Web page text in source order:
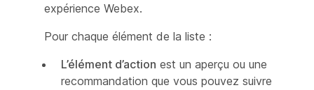
expérience Webex.
Pour chaque élément de la liste :
L’élément d’action est un aperçu ou une
recommandation que vous pouvez suivre